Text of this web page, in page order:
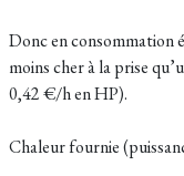
Donc en consommation
moins cher à la prise
0,42 €/h en HP).
Chaleur fournie